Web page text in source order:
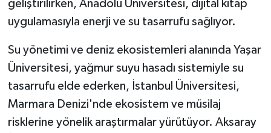
geliştirilirken, Anadolu Üniversitesi, dijital kitap
uygulamasıyla enerji ve su tasarrufu sağlıyor.
Su yönetimi ve deniz ekosistemleri alanında Yaşar
Üniversitesi, yağmur suyu hasadı sistemiyle su
tasarrufu elde ederken, İstanbul Üniversitesi,
Marmara Denizi'nde ekosistem ve müsilaj
risklerine yönelik araştırmalar yürütüyor. Aksaray